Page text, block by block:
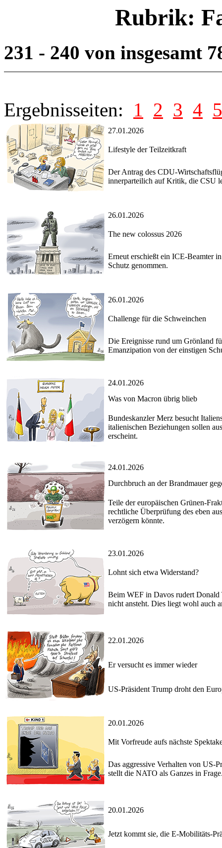
Rubrik:
231 - 240 von insgesamt
Ergebnisseiten: 1 2 3 4 5
27.01.2026
Lifestyle der Teilzeitkraft
Der Antrag des CDU-
innerparteilich auf Kritik, die CSU
26.01.2026
The new colossus 2026
Erneut erschießt ein ICE-Beamter
Schutz genommen.
26.01.2026
Challenge für die Schweinchen
Die Ereignisse rund um Grönland
Emanzipation von der einstigen
24.01.2026
Was von Macron übrig blieb
Bundeskanzler Merz besucht
italienischen Beziehungen sollen
erscheint.
24.01.2026
Durchbruch an der Brandmauer
Teile der europäischen Grünen-
rechtliche Überprüfung des eben
verzögern könnte.
23.01.2026
Lohnt sich etwa Widerstand?
Beim WEF in Davos rudert
nicht ansteht. Dies liegt wohl auch
22.01.2026
Er versucht es immer wieder
US-Präsident Trump droht den
20.01.2026
Mit Vorfreude aufs nächste
Das aggressive Verhalten von US-
stellt die NATO als Ganzes in
20.01.2026
Jetzt kommt sie, die E-Mobilitäts-